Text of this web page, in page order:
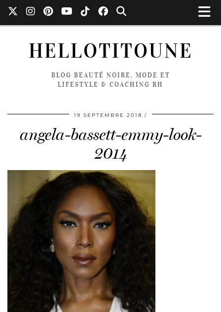
HELLOTITOUNE
BLOG BEAUTÉ NOIRE, MODE ET
LIFESTYLE & COACHING RH
19 SEPTEMBRE 2018
angela-bassett-emmy-look-
2014